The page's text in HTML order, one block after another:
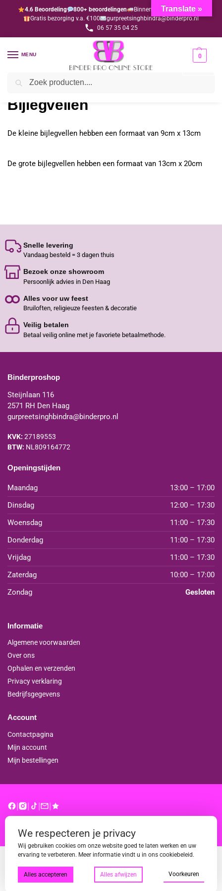
4.6 Beoordeling 800+ beoordelingen
Binnen 1-3 dagen geleverd
Gratis bezorging v.a. €100
gurpreetsinghbindra@binderpro.nl
06 57 35 04 25
MENU 0
Home Bijlegvellen
Bijlegvellen
De kleine bijlegvellen hebben een formaat van 9cm x 13cm
De grote bijlegvellen hebben een formaat van 13cm x 20cm
Snelle levering
Vandaag besteld = 3 dagen thuis
Bezoek onze showroom
Persoonlijk advies in Den Haag
Alles voor uw feest
Bruiloften, religieuze feesten & decoratie
Veilig betalen
Betaal veilig online met je favoriete betaalmethode.
Binderproshop
Steijnlaan 116
2571 RH Den Haag
gurpreetsinghbindra@binderpro.nl
KVK: 27189553
BTW: NL809164772
Openingstijden
Maandag
13:00 – 17:00
Dinsdag
12:00 – 17:30
Woensdag
11:00 – 17:30
Donderdag
11:00 – 17:30
Vrijdag
11:00 – 17:30
Zaterdag
10:00 – 17:00
Zondag
Gesloten
Informatie
Algemene voorwaarden
Over ons
Ophalen en verzenden
Privacy verklaring
Bedrijfsgegevens
Account
Contactpagina
Mijn account
Mijn bestellingen
Translate »
We respecteren je privacy
Wij gebruiken cookies om onze website goed te laten werken en uw
ervaring te verbeteren. Meer informatie vindt u in ons cookiebeleid.
Alles accepteren Alles afwijzen Voorkeuren